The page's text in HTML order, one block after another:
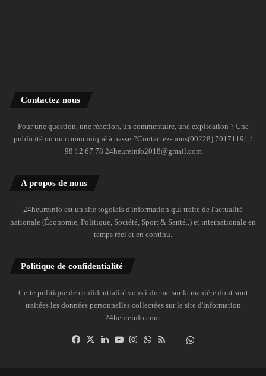
Contactez nous
Pour une question, une réaction, un commentaire, une explication ? Une
publicité ou un communiqué à passer?Contactez-nous(00228) 70171191 /
98 12 67 78 24heureinfo2018@gmail.com
A propos de nous
24heureinfo est un site togolais d'information qui traite de l'actualité
nationale (Économie, Politique, Société, Sport & Santé..) et internationale en
temps réel et en continu.
Politique de confidentialité
Cette politique de confidentialité vous informe sur la manière dont sont
traitées les données personnelles collectées sur le site d'information
24heureinfo.com.
Facebook
X LinkedinYouTubeInstagramWhatsAppDailymotion